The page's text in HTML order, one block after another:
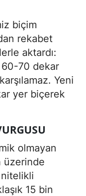
biçim
rekabet
aktardı:
70 dekar
Yeni
yer biçerek
olmayan
üzerinde
15 bin